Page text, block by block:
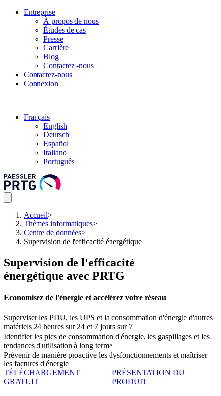
Entreprise
À propos de nous
Études de cas
Presse
Carrière
Blog
Contactez -nous
Contactez-nous
Connexion
Français
English
Deutsch
Español
Italiano
Português
Accueil>
Thèmes informatiques>
Centre de données>
Supervision de l'efficacité énergétique
Supervision de l'efficacité
énergétique avec PRTG
Economisez de l'énergie et accélérez votre réseau
Superviser les PDU, les UPS et la consommation d'énergie d'autres
matériels 24 heures sur 24 et 7 jours sur 7
Identifier les pics de consommation d'énergie, les gaspillages et les
tendances d'utilisation à long terme
Prévenir de manière proactive les dysfonctionnements et maîtriser
les factures d'énergie
TÉLÉCHARGEMENT
GRATUIT
PRÉSENTATION DU
PRODUIT